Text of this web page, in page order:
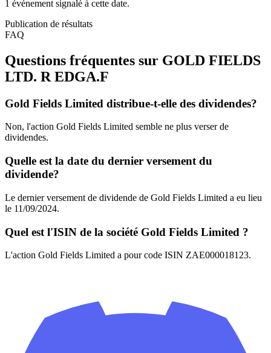
1 événement signalé à cette date.
Publication de résultats
FAQ
Questions fréquentes sur GOLD FIELDS
LTD. R EDGA.F
Gold Fields Limited distribue-t-elle des dividendes?
Non, l'action Gold Fields Limited semble ne plus verser de
dividendes.
Quelle est la date du dernier versement du
dividende?
Le dernier versement de dividende de Gold Fields Limited a eu lieu
le 11/09/2024.
Quel est l'ISIN de la société Gold Fields Limited ?
L'action Gold Fields Limited a pour code ISIN ZAE000018123.